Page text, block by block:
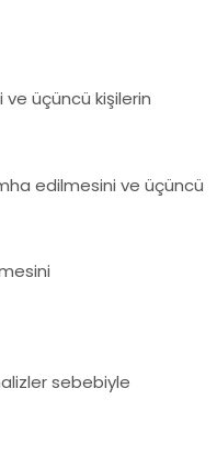
ve üçüncü kişilerin
edilmesini ve üçüncü
sebebiyle